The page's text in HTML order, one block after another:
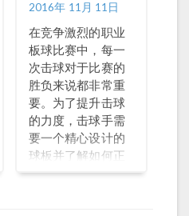
2016年 11月 11日
在竞争激烈的职业
板球比赛中，每一
次击球对于比赛的
胜负来说都非常重
要。为了提升击球
的力度，击球手需
要一个精心设计的
球板并了解如何正
确使用。设计更完